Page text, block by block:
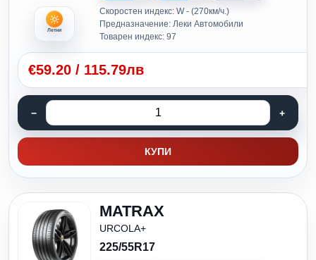
Летни
Скоростен индекс: W - (270км/ч.)
Предназначение: Леки Автомобили
Товарен индекс: 97
€59.20 / 115.79лв
КУПИ
MATRAX
URCOLA+
225/55R17